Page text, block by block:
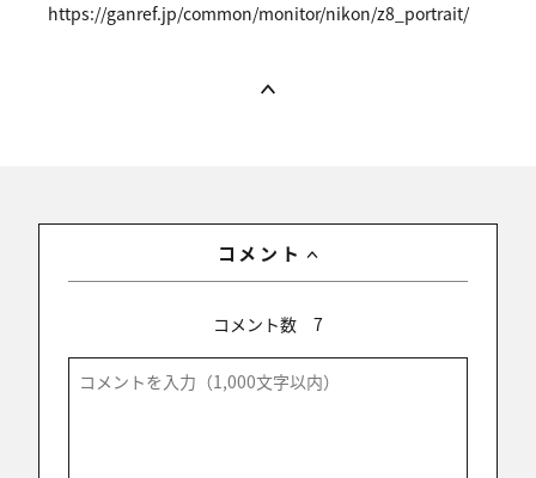
https://ganref.jp/common/monitor/nikon/z8_portrait/
コメント
コメント数 7